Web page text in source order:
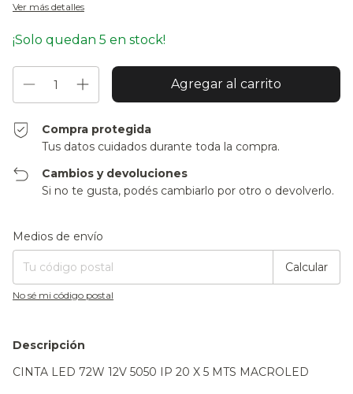
Ver más detalles
¡Solo quedan 5 en stock!
Compra protegida
Tus datos cuidados durante toda la compra.
Cambios y devoluciones
Si no te gusta, podés cambiarlo por otro o devolverlo.
Entregas para el CP:
Medios de envío
Calcular
No sé mi código postal
Descripción
CINTA LED 72W 12V 5050 IP 20 X 5 MTS MACROLED